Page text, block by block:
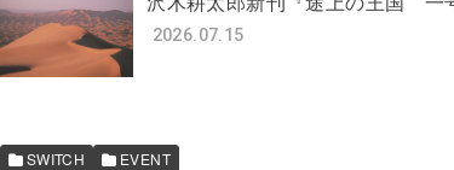
2026.07.15
SWITCH EVENT